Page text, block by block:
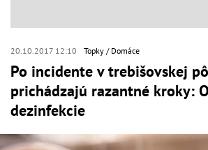
20.10.2017 12:10 Topky Domáce
Po incidente v trebišovskej
prichádzajú razantné kroky:
dezinfekcie